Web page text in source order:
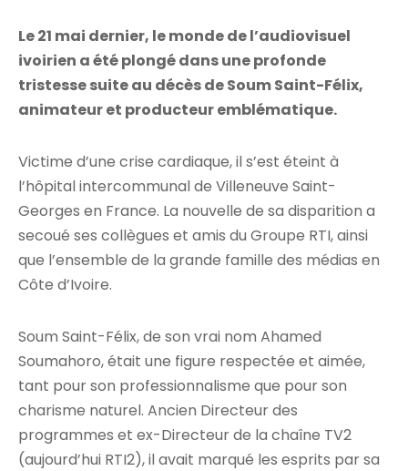
Le 21 mai dernier, le monde de l’audiovisuel
ivoirien a été plongé dans une profonde
tristesse suite au décès de Soum Saint-Félix,
animateur et producteur emblématique.
Victime d’une crise cardiaque, il s’est éteint à
l’hôpital intercommunal de Villeneuve Saint-
Georges en France. La nouvelle de sa disparition a
secoué ses collègues et amis du Groupe RTI, ainsi
que l’ensemble de la grande famille des médias en
Côte d’Ivoire.
Soum Saint-Félix, de son vrai nom Ahamed
Soumahoro, était une figure respectée et aimée,
tant pour son professionnalisme que pour son
charisme naturel. Ancien Directeur des
programmes et ex-Directeur de la chaîne TV2
(aujourd’hui RTI2), il avait marqué les esprits par sa